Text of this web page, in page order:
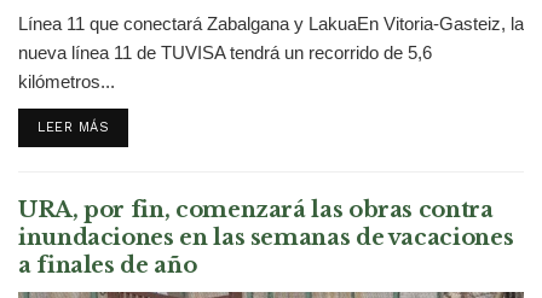
Línea 11 que conectará Zabalgana y LakuaEn Vitoria-Gasteiz, la
nueva línea 11 de TUVISA tendrá un recorrido de 5,6
kilómetros...
LEER MÁS
URA, por fin, comenzará las obras contra
inundaciones en las semanas de vacaciones
a finales de año